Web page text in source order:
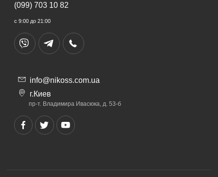
(099) 703 10 82
с 9:00 до 21:00
info@nikoss.com.ua
г.Киев
пр-т. Владимира Ивасюка, д. 53-б